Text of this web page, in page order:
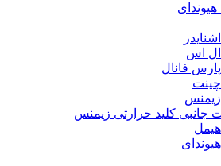
هیوندای
ال اس
فانال
چینت
زیمنس
جانبی کلید حرارتی زیمنس